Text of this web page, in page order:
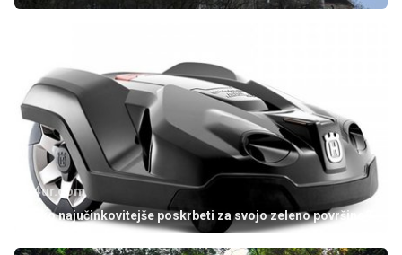
24ur.com
Kako najučinkovitejše poskrbeti za svojo zeleno površino?